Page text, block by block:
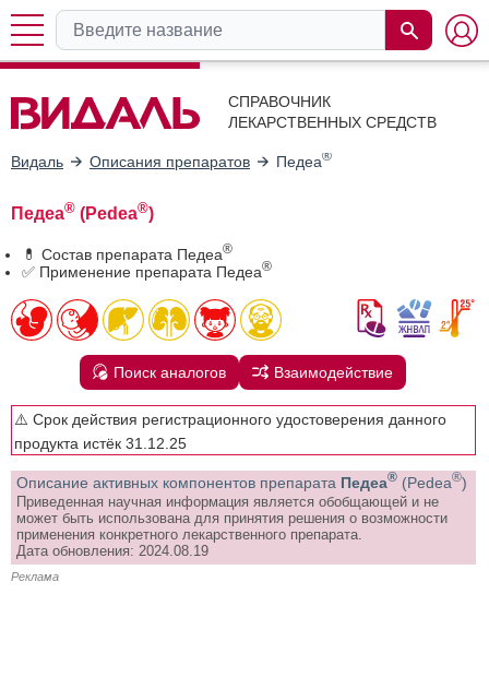
СПРАВОЧНИК
ЛЕКАРСТВЕННЫХ СРЕДСТВ
Видаль Описания препаратов Педеа®
Педеа® (Pedea®)
💊 Состав препарата Педеа®
✅ Применение препарата Педеа®
Поиск аналогов Взаимодействие
⚠️ Срок действия регистрационного удостоверения данного
продукта истёк 31.12.25
Описание активных компонентов препарата Педеа® (Pedea®)
Приведенная научная информация является обобщающей и не
может быть использована для принятия решения о возможности
применения конкретного лекарственного препарата.
Дата обновления: 2024.08.19
Реклама